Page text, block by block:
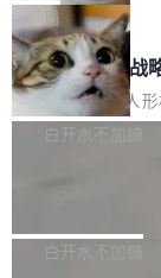
2.75 亿次，全年预
5% RHAE Best@1
家基线 95.4%。
器 Prime Agent 的
agent 有本质区别
计是基于早期模型
覆盖 rust-lang/
是项目级别的官方
但它可能是主流开
细致的一份规则。
可以用来分析、提
不得生成涉及安全
局
宇树科技 IPO 战
ek 获配 93.3 万
8月6日晚间，“人
有限公司披露IPO
36个月。 公告显示
白开水不加糖
Bug fixes and
白开水不加糖